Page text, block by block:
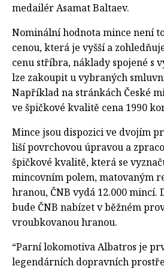
medailér Asamat Baltaev.
Nominální hodnota mince není
cenou, která je vyšší a
cenu stříbra, náklady spojené s
lze zakoupit u vybraných
Například na stránkách České
ve špičkové kvalitě cena 1990
Mince jsou dispozici ve dvojím
liší povrchovou úpravou a
špičkové kvalitě, která se
mincovním polem, matovaným
hranou, ČNB vydá 12.000 mincí.
bude ČNB nabízet v běžném
vroubkovanou hranou.
“Parní lokomotiva Albatros je
legendárních dopravních